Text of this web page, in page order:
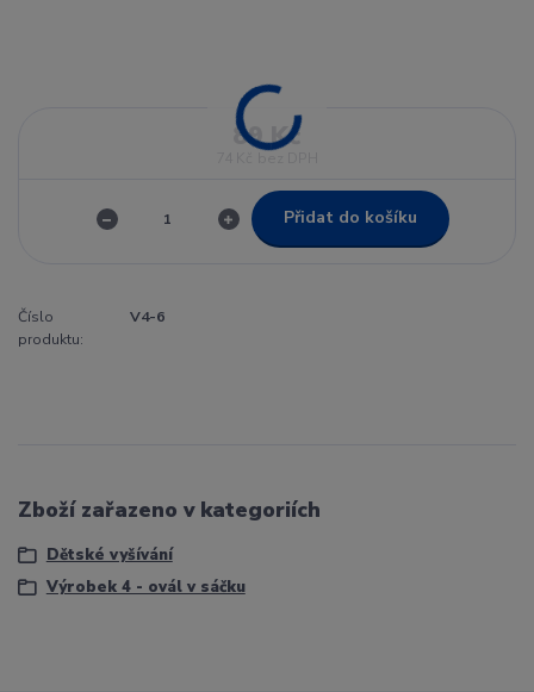
89 Kč
Přidat do košíku
Číslo
produktu:
V4-6
Zboží zařazeno v kategoriích
Dětské vyšívání
Výrobek 4 - ovál v sáčku